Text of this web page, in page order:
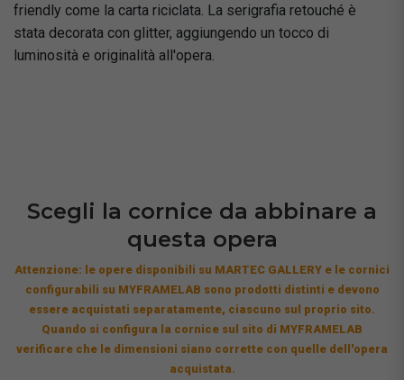
friendly come la carta riciclata. La serigrafia retouché è
stata decorata con glitter, aggiungendo un tocco di
luminosità e originalità all'opera.
Scegli la cornice da abbinare a
questa opera
Attenzione: le opere disponibili su MARTEC GALLERY e le cornici
configurabili su MYFRAMELAB sono prodotti distinti e devono
essere acquistati separatamente, ciascuno sul proprio sito.
Quando si configura la cornice sul sito di MYFRAMELAB
verificare che le dimensioni siano corrette con quelle dell'opera
acquistata.